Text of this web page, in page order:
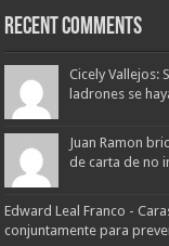
Recent Comments
Cicely Vallejos:
ladrones se
Juan Ramon
de carta de no
Edward Leal Franco -
conjuntamente para